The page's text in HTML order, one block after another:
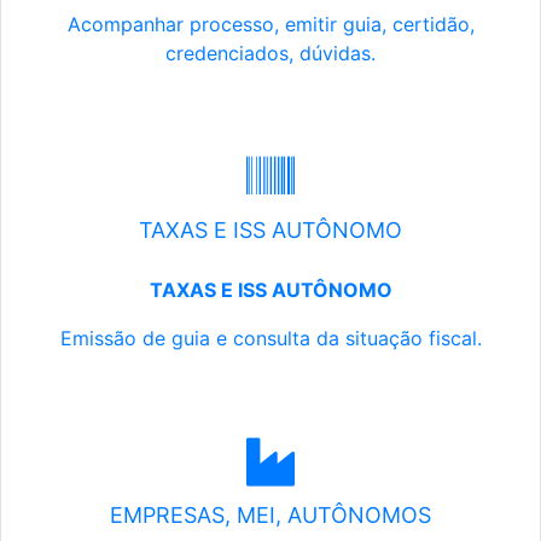
Acompanhar processo, emitir guia, certidão,
credenciados, dúvidas.
TAXAS E ISS AUTÔNOMO
TAXAS E ISS AUTÔNOMO
Emissão de guia e consulta da situação fiscal.
EMPRESAS, MEI, AUTÔNOMOS